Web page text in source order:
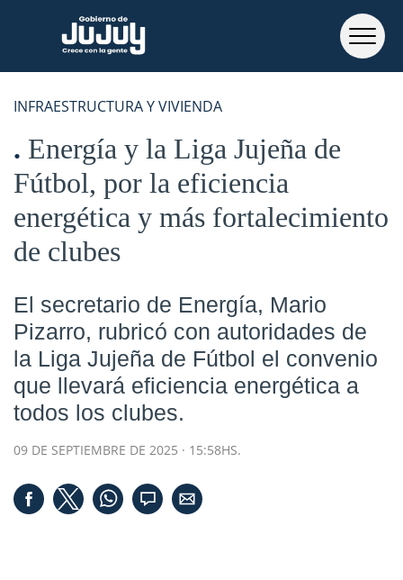
INFRAESTRUCTURA Y VIVIENDA
Energía y la Liga Jujeña de
Fútbol, por la eficiencia
energética y más fortalecimiento
de clubes
El secretario de Energía, Mario
Pizarro, rubricó con autoridades de
la Liga Jujeña de Fútbol el convenio
que llevará eficiencia energética a
todos los clubes.
09 DE SEPTIEMBRE DE 2025 · 15:58HS.